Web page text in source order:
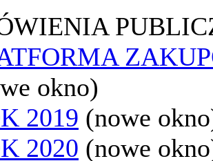
okno)
2019 (nowe
2020 (nowe